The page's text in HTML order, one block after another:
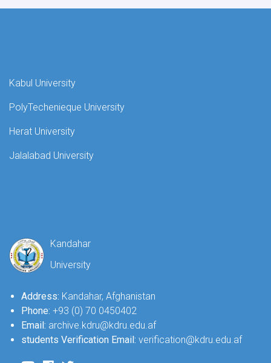
Kabul University
PolyTechenieque University
Herat University
Jalalabad University
Kandahar
University
Address: Kandahar, Afghanistan
Phone: +93 (0) 70 0450402
Email: archive.kdru@kdru.edu.af
students Verification Email: verification@kdru.edu.af